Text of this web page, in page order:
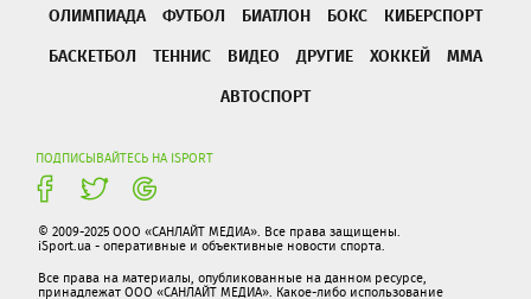
ОЛИМПИАДА ФУТБОЛ БИАТЛОН БОКС
КИБЕРСПОРТ
БАСКЕТБОЛ
ТЕННИС ВИДЕО ДРУГИЕ ХОККЕЙ
ММА
АВТОСПОРТ
ПОДПИСЫВАЙТЕСЬ НА ISPORT
© 2009-2025 ООО «САНЛАЙТ МЕДИА». Все права защищены.
iSport.ua - оперативные и объективные новости спорта.
Все права на материалы, опубликованные на данном ресурсе,
принадлежат ООО «САНЛАЙТ МЕДИА». Какое-либо использование